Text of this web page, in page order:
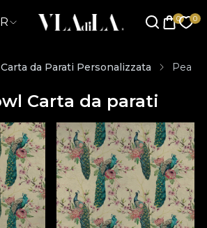
Carta da Parati Personalizzata Pea
Carta da parati